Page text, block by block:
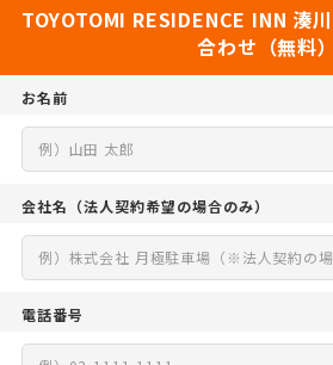
TOYOTOMI RESIDENCE INN 湊
合わせ（無料）
お名前
会社名 （法人契約希望の場合のみ）
電話番号